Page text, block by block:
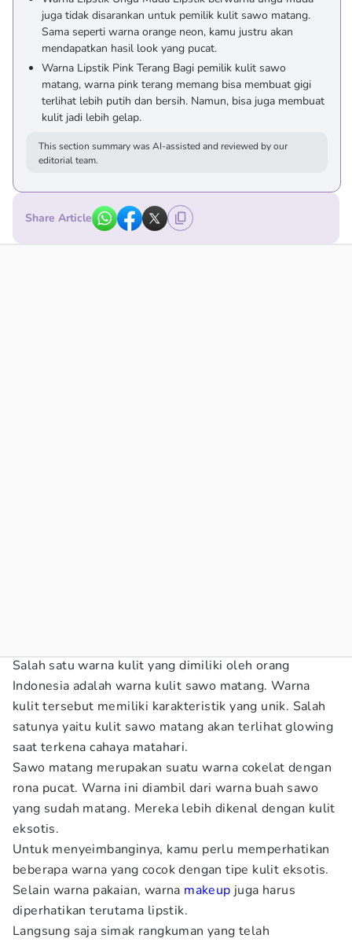
juga tidak disarankan untuk pemilik kulit sawo matang.
Sama seperti warna orange neon, kamu justru akan
mendapatkan hasil look yang pucat.
Warna Lipstik Pink Terang Bagi pemilik kulit sawo
matang, warna pink terang memang bisa membuat gigi
terlihat lebih putih dan bersih. Namun, bisa juga membuat
kulit jadi lebih gelap.
This section summary was AI-assisted and reviewed by our
editorial team.
Share Article
Salah satu warna kulit yang dimiliki oleh orang
Indonesia adalah warna kulit sawo matang. Warna
kulit tersebut memiliki karakteristik yang unik. Salah
satunya yaitu kulit sawo matang akan terlihat glowing
saat terkena cahaya matahari.
Sawo matang merupakan suatu warna cokelat dengan
rona pucat. Warna ini diambil dari warna buah sawo
yang sudah matang. Mereka lebih dikenal dengan kulit
eksotis.
Untuk menyeimbanginya, kamu perlu memperhatikan
beberapa warna yang cocok dengan tipe kulit eksotis.
Selain warna pakaian, warna makeup juga harus
diperhatikan terutama lipstik.
Langsung saja simak rangkuman yang telah